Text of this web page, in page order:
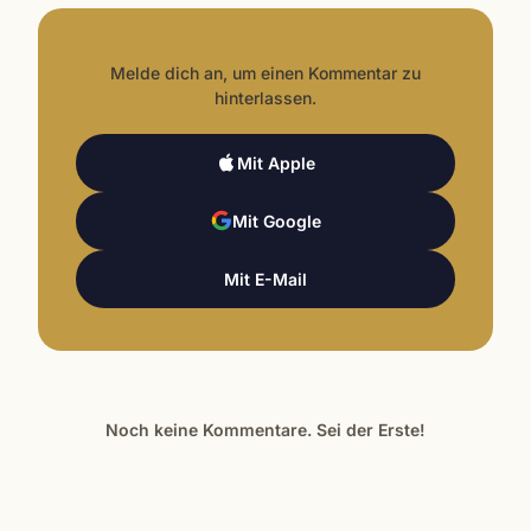
Melde dich an, um einen Kommentar zu
hinterlassen.
Mit Apple
Mit Google
Mit E-Mail
Noch keine Kommentare. Sei der Erste!